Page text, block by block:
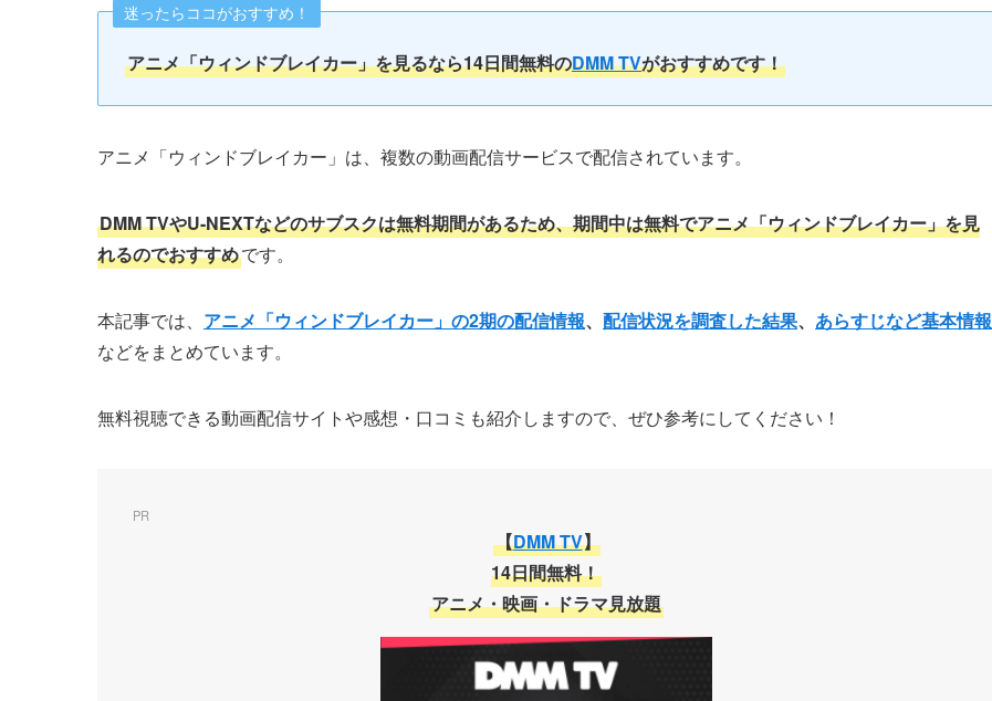
迷ったらココがおすすめ！
アニメ「ウィンドブレイカー」を見るなら14日間無料のDMM TVがおすすめです！
アニメ「ウィンドブレイカー」は、複数の動画配信サービスで配信されています。
DMM TVやU-NEXTなどのサブスクは無料期間があるため、期間中は無料でアニメ「ウィンドブレイカー」を見
れるのでおすすめです。
本記事では、 アニメ「ウィンドブレイカー」の2期の配信情報、 配信状況を調査した結果、 あらすじなど基本情報
などをまとめています。
無料視聴できる動画配信サイトや感想・口コミも紹介しますので、ぜひ参考にしてください！
PR
【DMM TV】
14日間無料！
アニメ・映画・ドラマ見放題